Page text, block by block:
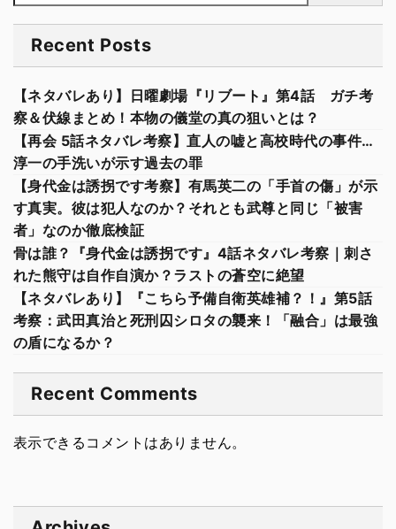
Recent Posts
【ネタバレあり】日曜劇場『リブート』第4話 ガチ考
察＆伏線まとめ！本物の儀堂の真の狙いとは？
【再会 5話ネタバレ考察】直人の嘘と高校時代の事件…
淳一の手洗いが示す過去の罪
【身代金は誘拐です考察】有馬英二の「手首の傷」が示
す真実。彼は犯人なのか？それとも武尊と同じ「被害
者」なのか徹底検証
骨は誰？『身代金は誘拐です』4話ネタバレ考察｜刺さ
れた熊守は自作自演か？ラストの蒼空に絶望
【ネタバレあり】『こちら予備自衛英雄補？！』第5話
考察：武田真治と死刑囚シロタの襲来！「融合」は最強
の盾になるか？
Recent Comments
表示できるコメントはありません。